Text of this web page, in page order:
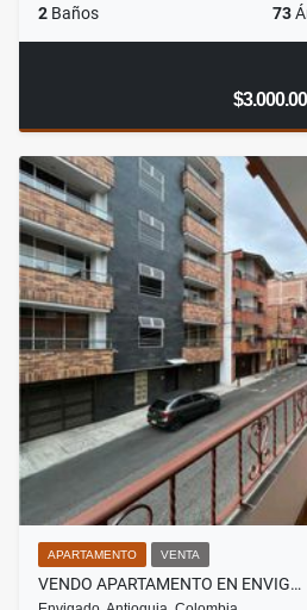
2 Baños 73
APARTAMENTO VENTA
VENDO APARTAMENTO EN ENVIG…